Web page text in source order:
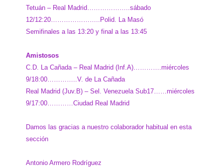
Tetuán – Real Madrid………………..sábado
12/12:20………………….. Polid. La Masó
Semifinales a las 13:20 y final a las 13:45
Amistosos
C.D. La Cañada – Real Madrid (Inf.A)………….miércoles
9/18:00…………..V. de La Cañada
Real Madrid (Juv.B) – Sel. Venezuela Sub17……miércoles
9/17:00…………Ciudad Real Madrid
Damos las gracias a nuestro colaborador habitual en esta
sección
Antonio Armero Rodríguez